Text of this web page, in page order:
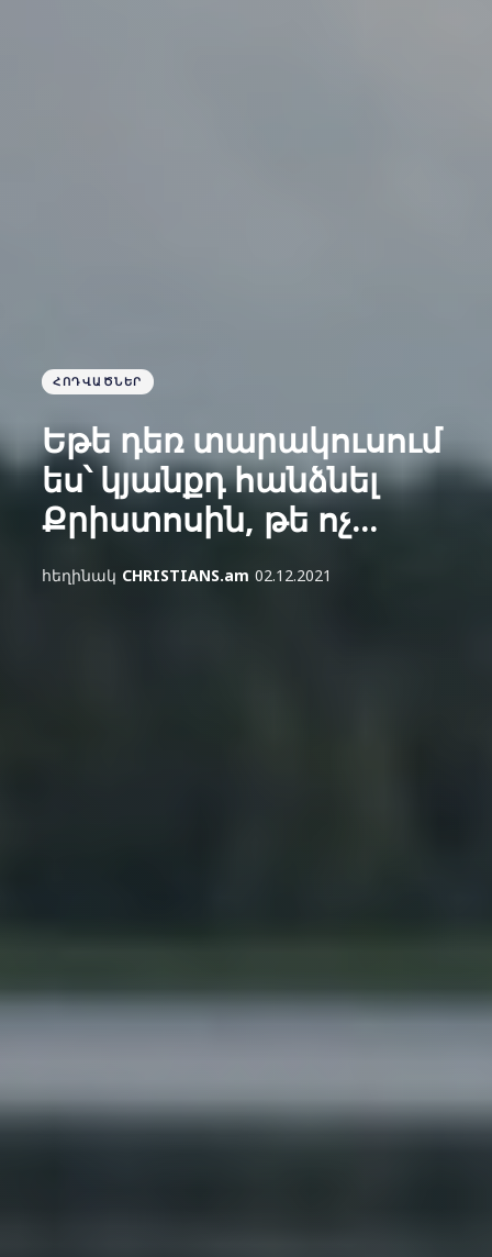
ՀՈԴՎԱԾՆԵՐ
Եթե դեռ տարակուսում
ես՝ կյանքդ հանձնել
Քրիստոսին, թե ոչ...
հեղինակ CHRISTIANS.am 02.12.2021